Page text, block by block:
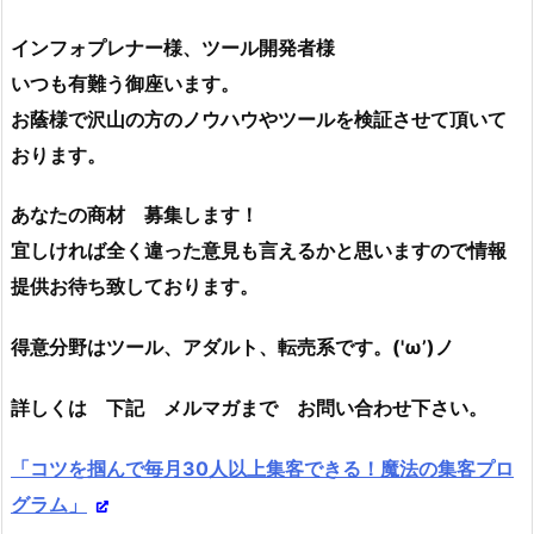
インフォプレナー様、ツール開発者様
いつも有難う御座います。
お蔭様で沢山の方のノウハウやツールを検証させて頂いて
おります。
あなたの商材 募集します！
宜しければ全く違った意見も言えるかと思いますので情報
提供お待ち致しております。
得意分野はツール、アダルト、転売系です。('ω’)ノ
詳しくは 下記 メルマガまで お問い合わせ下さい。
「コツを掴んで毎月30人以上集客できる！魔法の集客プロ
グラム」